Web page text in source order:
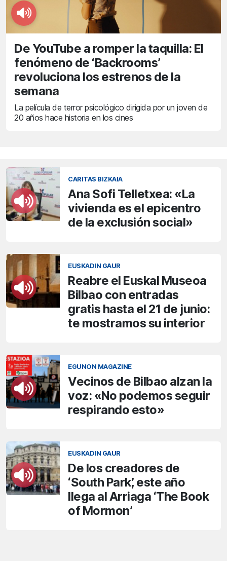
De YouTube a romper la taquilla: El
fenómeno de ‘Backrooms’
revoluciona los estrenos de la
semana
La película de terror psicológico dirigida por un joven de
20 años hace historia en los cines
CARITAS BIZKAIA
Ana Sofi Telletxea: «La
vivienda es el epicentro
de la exclusión social»
EUSKADIN GAUR
Reabre el Euskal Museoa
Bilbao con entradas
gratis hasta el 21 de junio:
te mostramos su interior
EGUNON MAGAZINE
Vecinos de Bilbao alzan la
voz: «No podemos seguir
respirando esto»
EUSKADIN GAUR
De los creadores de
‘South Park’, este año
llega al Arriaga ‘The Book
of Mormon’